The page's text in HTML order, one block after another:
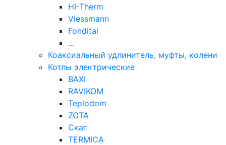
HI-Therm
Viessmann
Fondital
...
Коаксиальный удлинитель, муфты, колени
Котлы электрические
BAXI
RAVIKOM
Teplodom
ZOTA
Скат
TERMICA